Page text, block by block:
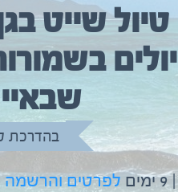
טיול שייט
בהדרכת
לפרטים והרשמה